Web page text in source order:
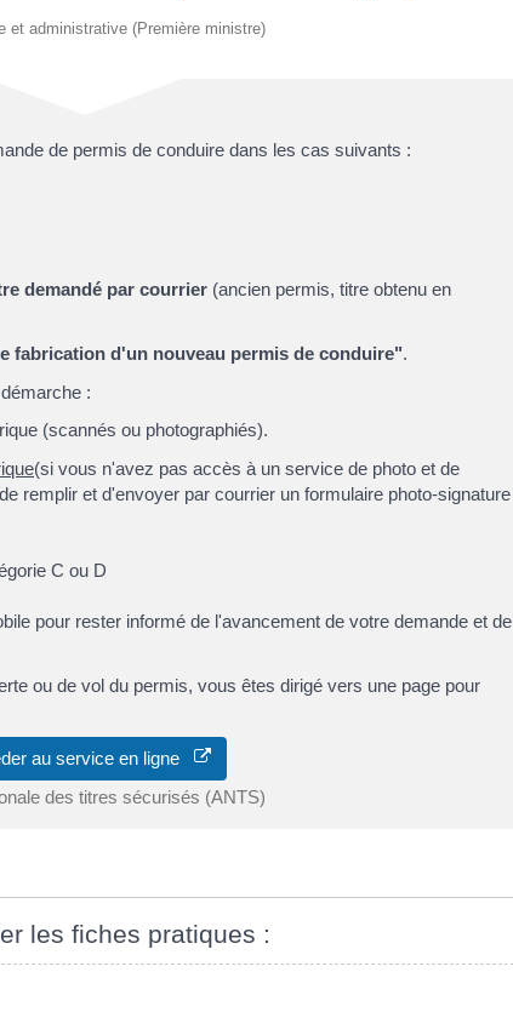
et administrative (Première ministre)
de permis de conduire dans les cas suivants :
demandé par courrier (ancien permis, titre obtenu en
fabrication d'un nouveau permis de conduire".
:
(scannés ou photographiés).
(si vous n'avez pas accès à un service de photo et de
remplir et d'envoyer par courrier un formulaire photo-signature
C ou D
pour rester informé de l'avancement de votre demande et de
ou de vol du permis, vous êtes dirigé vers une page pour
au service en ligne
des titres sécurisés (ANTS)
les fiches pratiques :